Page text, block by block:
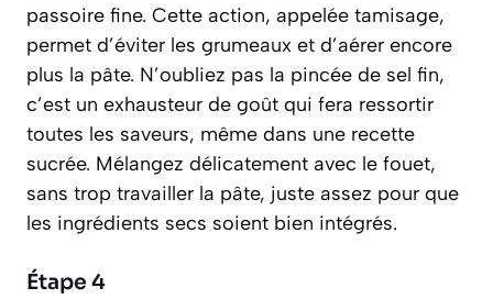
passoire fine. Cette action, appelée tamisage,
permet d’éviter les grumeaux et d’aérer encore
plus la pâte. N’oubliez pas la pincée de sel fin,
c’est un exhausteur de goût qui fera ressortir
toutes les saveurs, même dans une recette
sucrée. Mélangez délicatement avec le fouet,
sans trop travailler la pâte, juste assez pour que
les ingrédients secs soient bien intégrés.
Étape 4